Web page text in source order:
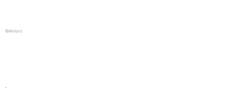
©︎Motorz